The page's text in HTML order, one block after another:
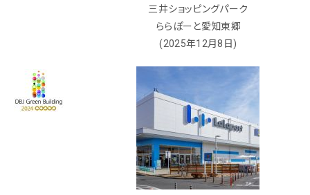
三井ショッピングパーク
ららぽーと愛知東郷
(2025年12月8日)